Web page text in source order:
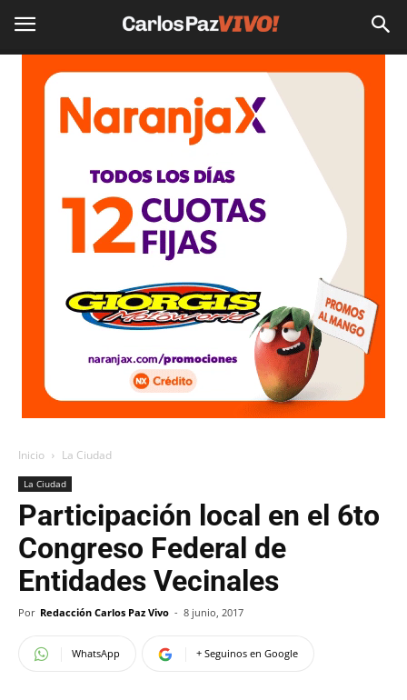
Inicio La Ciudad
La Ciudad
Participación local en el 6to
Congreso Federal de
Entidades Vecinales
Por Redacción Carlos Paz Vivo - 8 junio, 2017
WhatsApp + Seguinos en Google